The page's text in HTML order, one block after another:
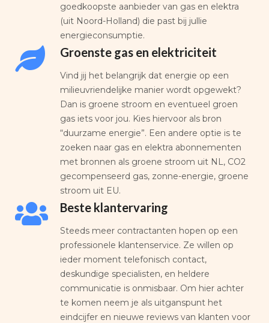
goedkoopste aanbieder van gas en elektra
(uit Noord-Holland) die past bij jullie
energieconsumptie.
Groenste gas en elektriciteit
Vind jij het belangrijk dat energie op een
milieuvriendelijke manier wordt opgewekt?
Dan is groene stroom en eventueel groen
gas iets voor jou. Kies hiervoor als bron
“duurzame energie”. Een andere optie is te
zoeken naar gas en elektra abonnementen
met bronnen als groene stroom uit NL, CO2
gecompenseerd gas, zonne-energie, groene
stroom uit EU.
Beste klantervaring
Steeds meer contractanten hopen op een
professionele klantenservice. Ze willen op
ieder moment telefonisch contact,
deskundige specialisten, en heldere
communicatie is onmisbaar. Om hier achter
te komen neem je als uitganspunt het
eindcijfer en nieuwe reviews van klanten voor